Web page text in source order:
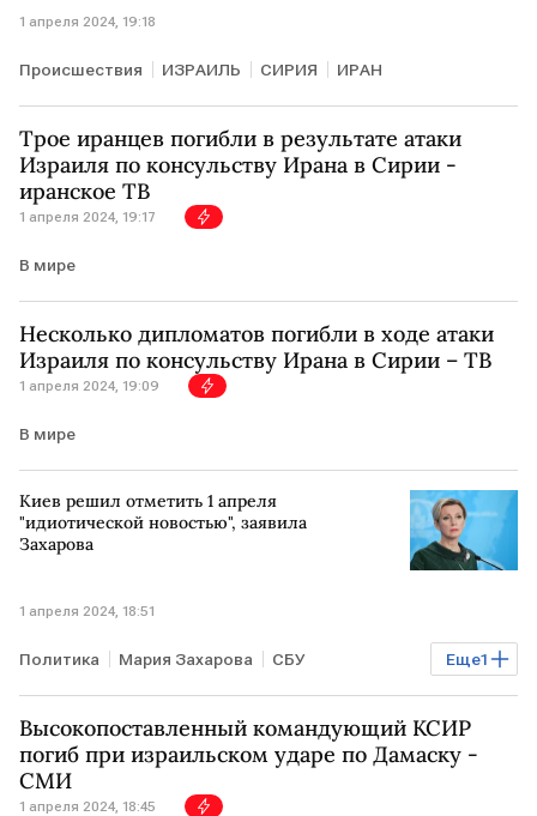
1 апреля 2024, 19:18
Происшествия ИЗРАИЛЬ СИРИЯ ИРАН
Трое иранцев погибли в результате атаки
Израиля по консульству Ирана в Сирии -
иранское ТВ
1 апреля 2024, 19:17
В мире
Несколько дипломатов погибли в ходе атаки
Израиля по консульству Ирана в Сирии – ТВ
1 апреля 2024, 19:09
В мире
Киев решил отметить 1 апреля
"идиотической новостью", заявила
Захарова
1 апреля 2024, 18:51
Еще1
Политика Мария Захарова СБУ
Маргарита Симоньян
Высокопоставленный командующий КСИР
погиб при израильском ударе по Дамаску -
СМИ
1 апреля 2024, 18:45